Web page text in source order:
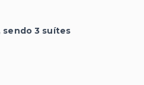
3 suítes